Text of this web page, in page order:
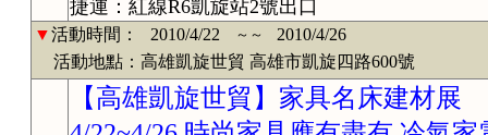
捷運：紅線R6凱旋站2號出口
▼活動時間： 2010/4/22 ～～
2010/4/26
活動地點：高雄凱旋世貿 高雄市凱旋四路600號
【高雄凱旋世貿】家具名床建材展